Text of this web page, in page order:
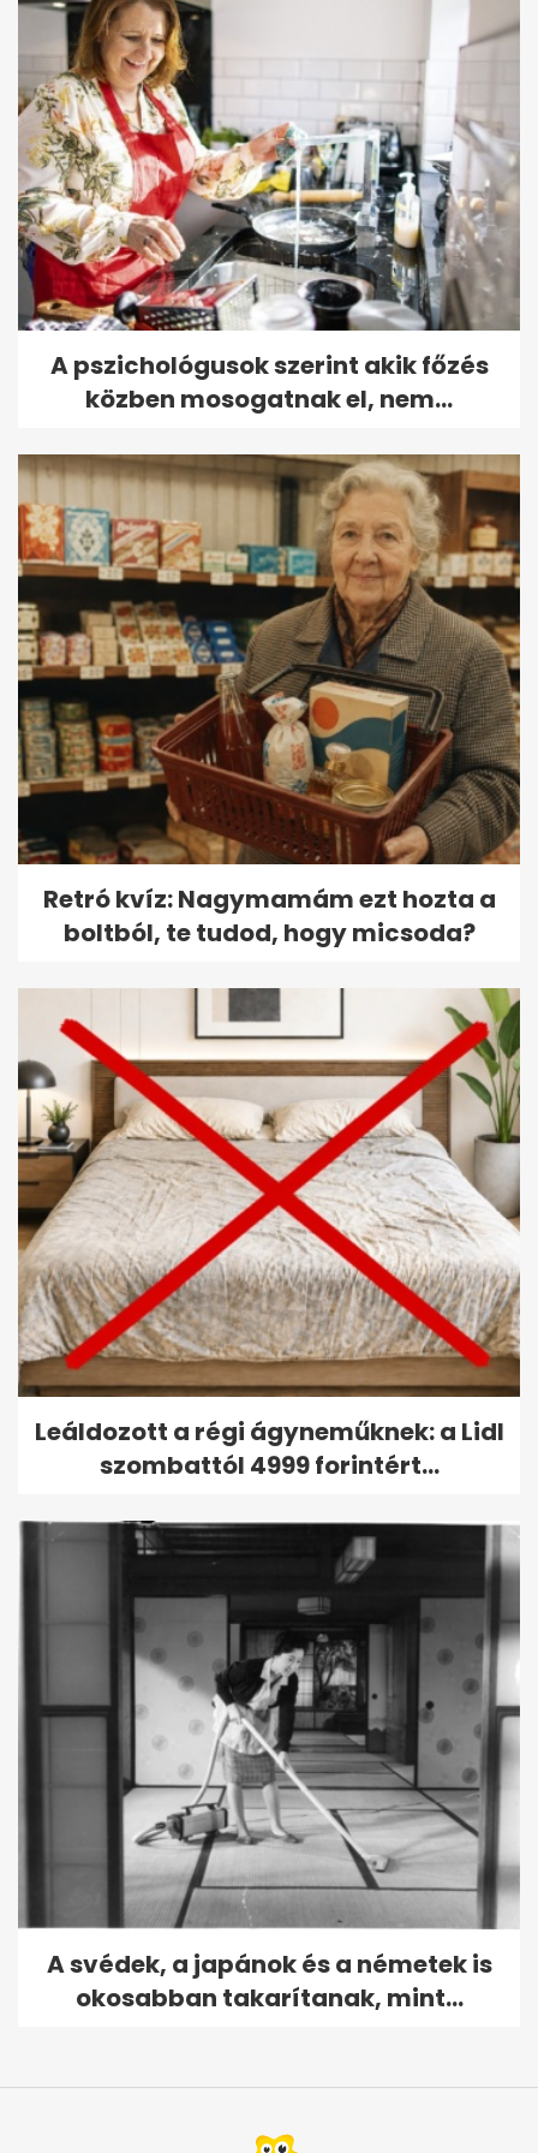
A pszichológusok szerint akik főzés
közben mosogatnak el, nem...
Retró kvíz: Nagymamám ezt hozta a
boltból, te tudod, hogy micsoda?
Leáldozott a régi ágyneműknek: a Lidl
szombattól 4999 forintért...
A svédek, a japánok és a németek is
okosabban takarítanak, mint...